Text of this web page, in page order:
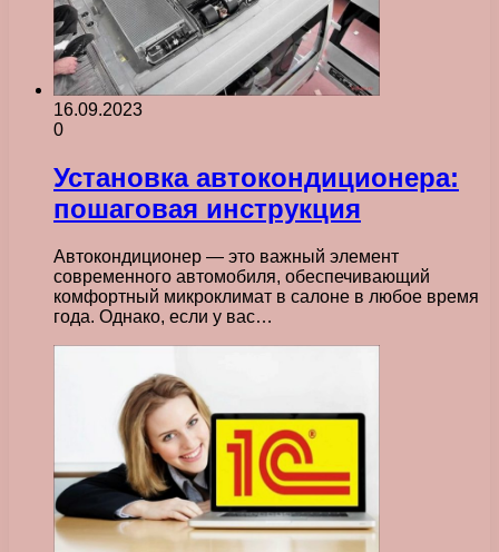
16.09.2023
0
Установка автокондиционера:
пошаговая инструкция
Автокондиционер — это важный элемент
современного автомобиля, обеспечивающий
комфортный микроклимат в салоне в любое время
года. Однако, если у вас…